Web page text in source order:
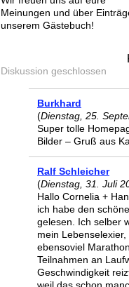
Meinungen und über
unserem Gästebuch!
Diskussion geschlossen
Burkhard
(Dienstag, 25.
Super tolle
Bilder – Gruß aus
Ralf Schleicher
(Dienstag, 31. Juli
Hallo Cornelia +
ich habe den
gelesen. Ich selber
mein
ebensoviel
Teilnahmen an
Geschwindigkeit